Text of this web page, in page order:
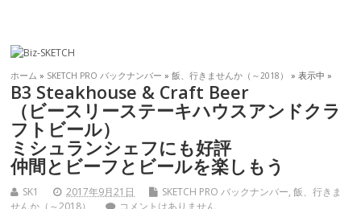
ホーム » SKETCH PRO バックナンバー »飯、行きませんか（～2018） » 表示中 »
B3 Steakhouse & Craft Beer
（ビースリーステーキハウスアンドクラ
フトビール）
ミシュランシェフにも好評
仲間とビーフとビールを楽しもう
SK1 2017年9月21日 SKETCH PRO バックナンバー,飯、行きま